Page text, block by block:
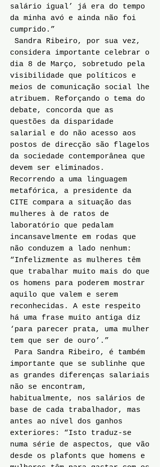
salário igual’ já era do tempo
da minha avó e ainda não foi
cumprido.”
Sandra Ribeiro, por sua vez,
considera importante celebrar o
dia 8 de Março, sobretudo pela
visibilidade que políticos e
meios de comunicação social lhe
atribuem. Reforçando o tema do
debate, concorda que as
questões da disparidade
salarial e do não acesso aos
postos de direcção são flagelos
da sociedade contemporânea que
devem ser eliminados.
Recorrendo a uma linguagem
metafórica, a presidente da
CITE compara a situação das
mulheres à de ratos de
laboratório que pedalam
incansavelmente em rodas que
não conduzem a lado nenhum:
“Infelizmente as mulheres têm
que trabalhar muito mais do que
os homens para poderem mostrar
aquilo que valem e serem
reconhecidas. A este respeito
há uma frase muito antiga diz
‘para parecer prata, uma mulher
tem que ser de ouro’.”
Para Sandra Ribeiro, é também
importante que se sublinhe que
as grandes diferenças salariais
não se encontram,
habitualmente, nos salários de
base de cada trabalhador, mas
antes ao nível dos ganhos
exteriores: “Isto traduz-se
numa série de aspectos, que vão
desde os plafonts que homens e